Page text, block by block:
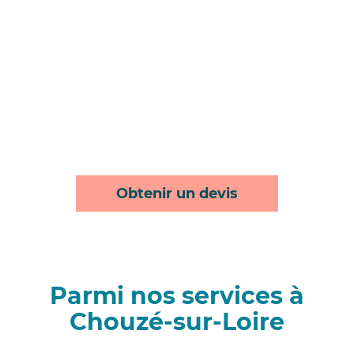
Obtenir un devis
Parmi nos services à
Chouzé-sur-Loire